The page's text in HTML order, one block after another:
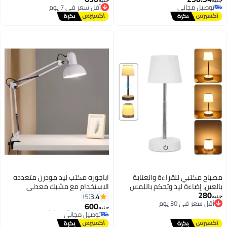
تصميم لطيف بيعمل بالحجارة، اصفر
توصيل مجاني
توصيل مجاني ارتفاع 20 سم ارتفاع و12 سم عرضتوصيل مجاني
أقل سعر في 7 يوم
مصباح مكتبي للقراءة والعناية
بالعين، إضاءة ليد وتحكم باللمس
وUSB، أباجورة صغيرة بإضاءة ليد
وتحكم باللمس بـ 3 مستويات قابلة
التحكم في الإضاءة
جنيه280
أقل سعر في 30 يوم
توصيل مجاني
أقل سعر في 30 يوم
اباجوره مكتب ليد مودرن متعدده
الاستخدام مع مشبك معدني
3.4
5
جنيه600
#48 في مصابيح الطاولة
أقل سعر في 7 يوم